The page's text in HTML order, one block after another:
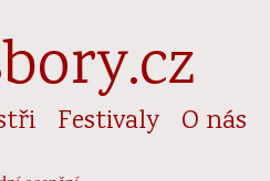
Festivaly O nás